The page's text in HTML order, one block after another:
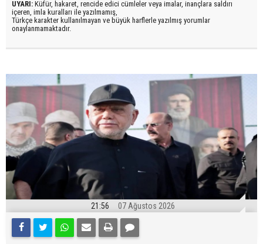
UYARI: Küfür, hakaret, rencide edici cümleler veya imalar, inançlara saldırı
içeren, imla kuralları ile yazılmamış,
Türkçe karakter kullanılmayan ve büyük harflerle yazılmış yorumlar
onaylanmamaktadır.
21:56 07 Ağustos 2026